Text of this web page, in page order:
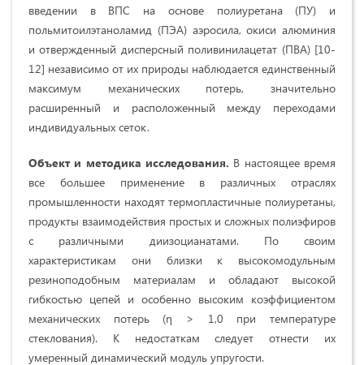
введении в ВПС на основе полиуретана (ПУ) и
польмитоилэтаноламид (ПЭА) аэросила, окиси алюминия
и отвержденный дисперсный поливинилацетат (ПВА) [10-
12] независимо от их природы наблюдается единственный
максимум механических потерь, значительно
расширенный и расположенный между переходами
индивидуальных сеток.
Объект и методика исследования. В настоящее время
все большее применение в различных отраслях
промышленности находят термопластичные полиуретаны,
продукты взаимодействия простых и сложных полиэфиров
с различными диизоцианатами. По своим
характеристикам они близки к высокомодульным
резиноподобным материалам и обладают высокой
гибкостью цепей и особенно высоким коэффициентом
механических потерь (η > 1,0 при температуре
стеклования). К недостаткам следует отнести их
умеренный динамический модуль упругости.